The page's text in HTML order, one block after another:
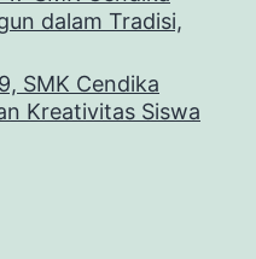
dalam Tradisi,
SMK Cendika
Kreativitas Siswa